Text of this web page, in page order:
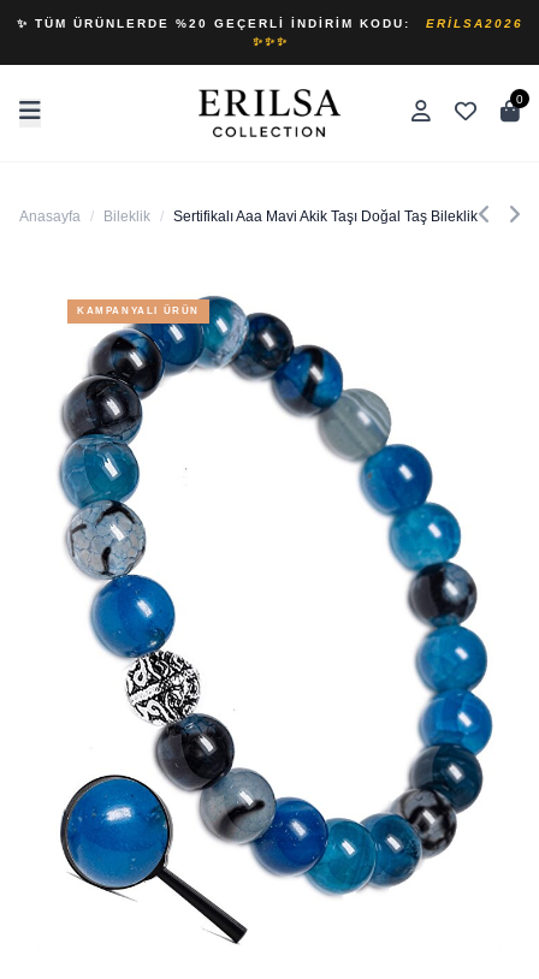
✨ TÜM ÜRÜNLERDE %20 GEÇERLI İNDIRIM KODU:
ERILSA2026
✨✨✨
0
Anasayfa / Bileklik / Sertifikalı Aaa Mavi Akik Taşı Doğal Taş Bileklik (gümüş
KAMPANYALI ÜRÜN